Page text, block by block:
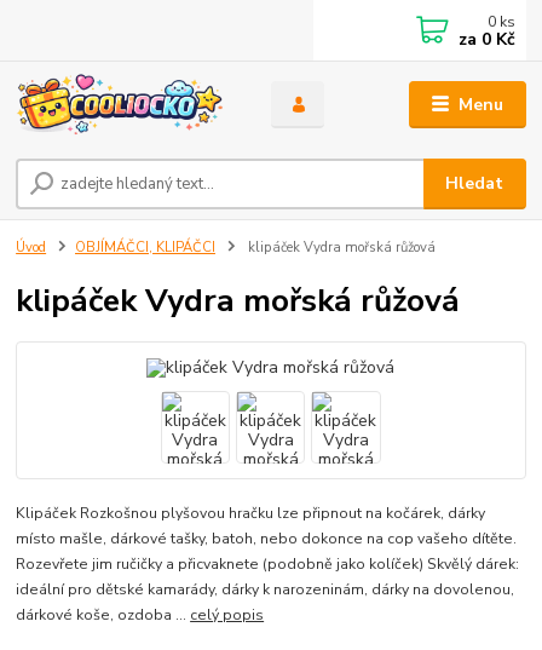
Menu
Hledat
0 ks
za 0 Kč
Úvod OBJÍMÁČCI, KLIPÁČCI klipáček Vydra mořská růžová
klipáček Vydra mořská růžová
Klipáček Rozkošnou plyšovou hračku lze připnout na kočárek, dárky
místo mašle, dárkové tašky, batoh, nebo dokonce na cop vašeho dítěte.
Rozevřete jim ručičky a přicvaknete (podobně jako kolíček) Skvělý dárek:
ideální pro dětské kamarády, dárky k narozeninám, dárky na dovolenou,
dárkové koše, ozdoba ... celý popis